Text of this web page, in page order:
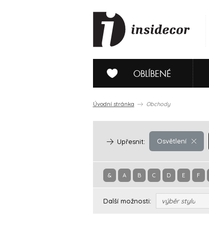
OBLÍBENÉ
Úvodní stránka Obchody
Osvětlení
Upřesnit:
& A B C D E F
Další možnosti: výběr stylu